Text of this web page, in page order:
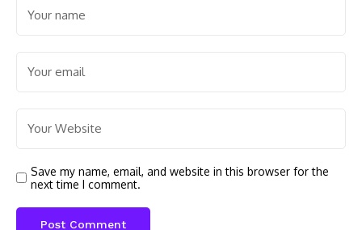
Save my name, email, and website in this browser for the
next time I comment.